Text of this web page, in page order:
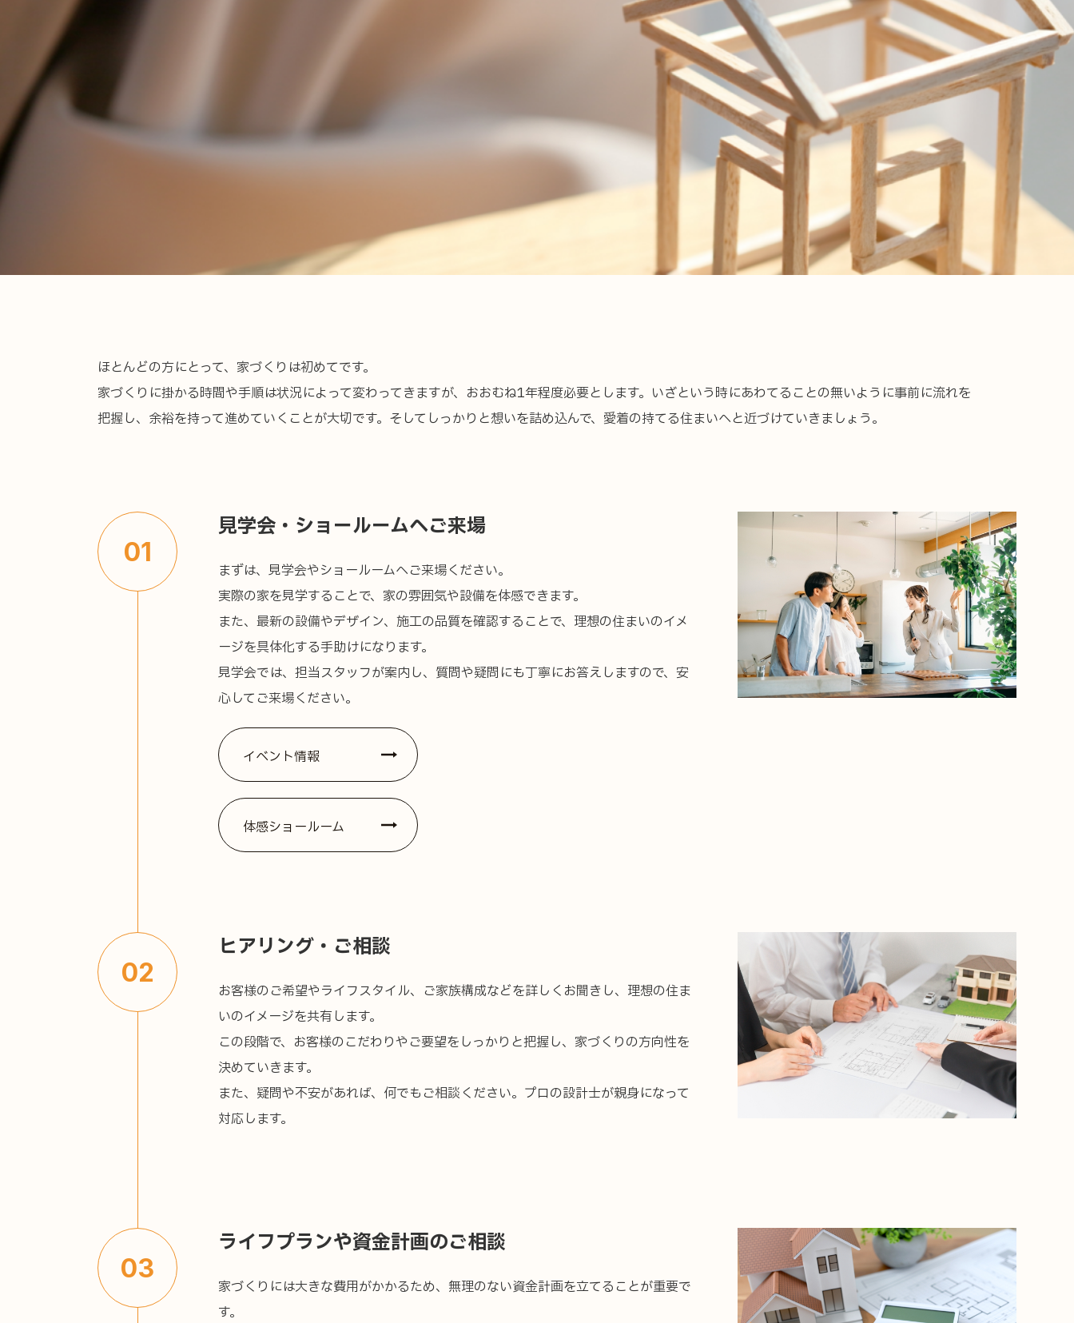
TOP 施工事例 ショールーム
ショールーム見学予約
ほとんどの方にとって、家づくりは初めてです。
家づくりに掛かる時間や手順は状況によって変わってきますが、おおむね1年程度必要とします。いざという時にあわてることの無いように事前に流れを
把握し、余裕を持って進めていくことが大切です。そしてしっかりと想いを詰め込んで、愛着の持てる住まいへと近づけていきましょう。
01
見学会・ショールームへご来場
まずは、見学会やショールームへご来場ください。
実際の家を見学することで、家の雰囲気や設備を体感できます。
また、最新の設備やデザイン、施工の品質を確認することで、理想の住まいのイメ
ージを具体化する手助けになります。
見学会では、担当スタッフが案内し、質問や疑問にも丁寧にお答えしますので、安
心してご来場ください。
イベント情報
体感ショールーム
02
ヒアリング・ご相談
お客様のご希望やライフスタイル、ご家族構成などを詳しくお聞きし、理想の住ま
いのイメージを共有します。
この段階で、お客様のこだわりやご要望をしっかりと把握し、家づくりの方向性を
決めていきます。
また、疑問や不安があれば、何でもご相談ください。プロの設計士が親身になって
対応します。
03
ライフプランや資金計画のご相談
家づくりには大きな費用がかかるため、無理のない資金計画を立てることが重要で
す。